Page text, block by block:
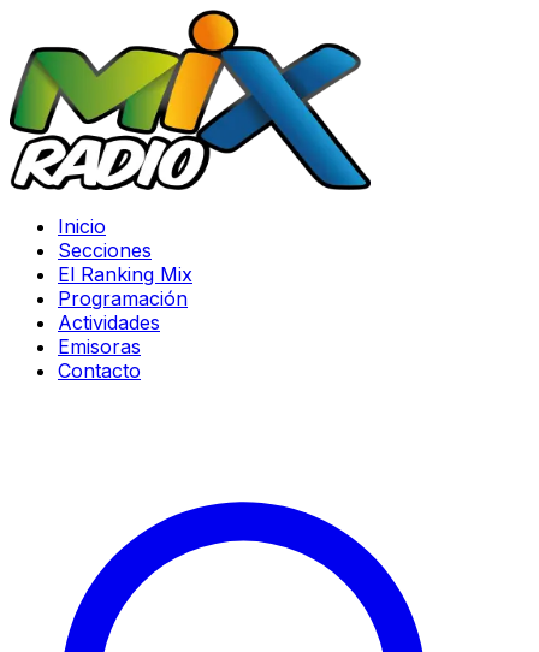
Inicio
Secciones
El Ranking Mix
Programación
Actividades
Emisoras
Contacto